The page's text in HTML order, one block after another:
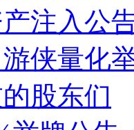
注入公
侠量化
股东们